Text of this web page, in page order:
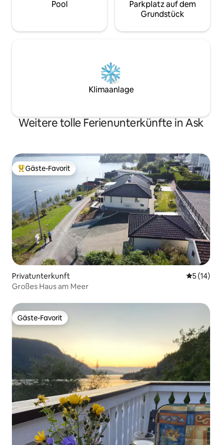
Pool
Parkplatz auf dem
Grundstück
Klimaanlage
Weitere tolle Ferienunterkünfte in Ask
Beliebter Gäste-Favorit.
Gäste-Favorit
Privatunterkunft
5 (14)
Großes Haus am Meer
Gäste-Favorit
Gäste-Favorit